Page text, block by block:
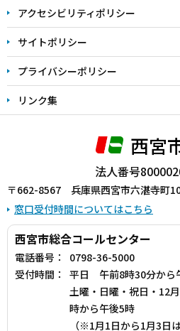
アクセシビリティポリシー
サイトポリシー
プライバシーポリシー
リンク集
西宮
法人番号
〒662-8567 兵庫県西宮市六湛寺町10
窓口受付時間についてはこちら
西宮市総合コールセンター
電話番号：
0798-36-5000
受付時間：
平日 午前8時30分から
土曜・日曜・祝日・12
時から午後5時
（※1月1日から1月3日